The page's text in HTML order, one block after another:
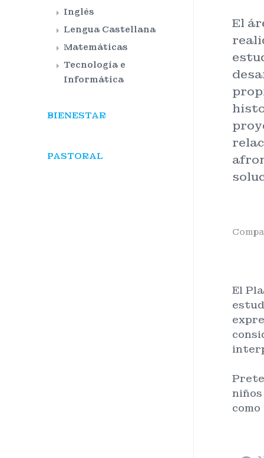
Inglés
Lengua Castellana
Matemáticas
Tecnología e
Informática
BIENESTAR
PASTORAL
El
El